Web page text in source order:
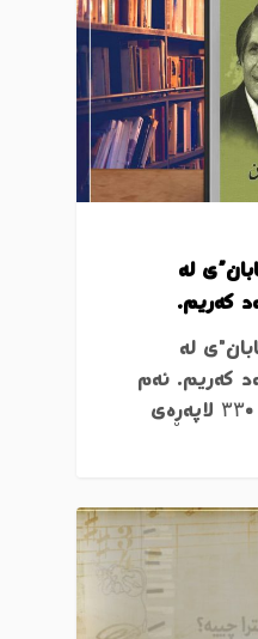
لە
کەریم.
لە
کەریم. ئەم
کتێبە توێژینەوەکە لە ۳۳٠ لاپەڕەی